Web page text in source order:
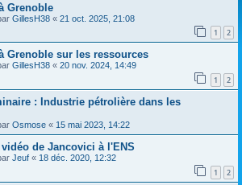
Grenoble
GillesH38 « 21 oct. 2025, 21:08
1 2
Grenoble sur les ressources
GillesH38 « 20 nov. 2024, 14:49
1 2
: Industrie pétrolière dans les
Osmose « 15 mai 2023, 14:22
de Jancovici à l'ENS
Jeuf « 18 déc. 2020, 12:32
1 2